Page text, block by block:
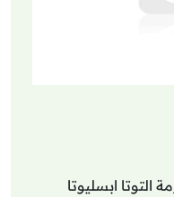
التوتا ابسليوتا